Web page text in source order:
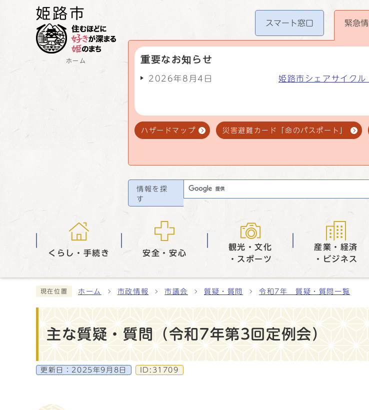
ホーム
スマート窓口 緊急
重要なお知らせ
2026年8月4日 姫路市シェアサイク
ハザードマップ 災害避難カード「命のパスポート」
情報を探
す
くらし・手続き 安全・安心
観光・文化
・スポーツ
産業・経済
・ビジネス
現在位置 ホーム 市政情報 市議会 質疑・質問 令和7年 質疑・質問一覧
主な質疑・質問（令和7年第3回定例会）
更新日： 2025年9月8日 ID:31709